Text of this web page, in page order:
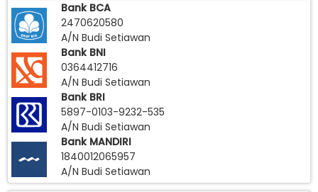
Bank BCA
2470620580
A/N Budi Setiawan
Bank BNI
0364412716
A/N Budi Setiawan
Bank BRI
5897-0103-9232-535
A/N Budi Setiawan
Bank MANDIRI
1840012065957
A/N Budi Setiawan